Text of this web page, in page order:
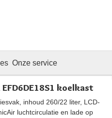
Onze service
koelkast
inhoud 260/22 liter, LCD-
luchtcirculatie en lade op